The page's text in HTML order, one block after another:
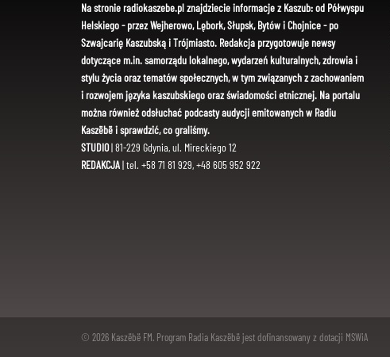
Na stronie radiokaszebe.pl znajdziecie informacje z Kaszub: od Półwyspu
Helskiego - przez Wejherowo, Lębork, Słupsk, Bytów i Chojnice - po
Szwajcarię Kaszubską i Trójmiasto. Redakcja przygotowuje newsy
dotyczące m.in. samorządu lokalnego, wydarzeń kulturalnych, zdrowia i
stylu życia oraz tematów społecznych, w tym związanych z zachowaniem
i rozwojem języka kaszubskiego oraz świadomości etnicznej. Na portalu
można również odsłuchać podcasty audycji emitowanych w Radiu
Kaszëbë i sprawdzić, co graliśmy.
STUDIO| 81-229 Gdynia, ul. Mireckiego 12
REDAKCJA| tel. +58 71 81 929, +48 605 952 922
© 2026 Kaszëbë FM. Program Radia Kaszëbë jest dofinansowany z dotacji MSWiA